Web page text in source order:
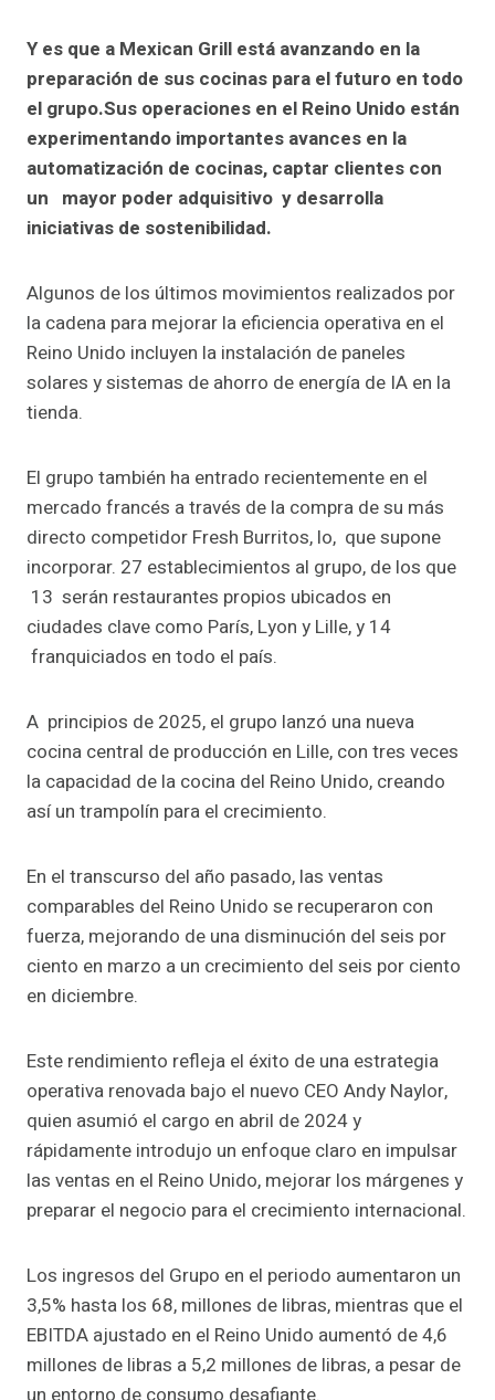
Y es que a Mexican Grill está avanzando en la
preparación de sus cocinas para el futuro en todo
el grupo.Sus operaciones en el Reino Unido están
experimentando importantes avances en la
automatización de cocinas, captar clientes con
un mayor poder adquisitivo y desarrolla
iniciativas de sostenibilidad.
Algunos de los últimos movimientos realizados por
la cadena para mejorar la eficiencia operativa en el
Reino Unido incluyen la instalación de paneles
solares y sistemas de ahorro de energía de IA en la
tienda.
El grupo también ha entrado recientemente en el
mercado francés a través de la compra de su más
directo competidor Fresh Burritos, lo, que supone
incorporar. 27 establecimientos al grupo, de los que
13 serán restaurantes propios ubicados en
ciudades clave como París, Lyon y Lille, y 14
franquiciados en todo el país.
A principios de 2025, el grupo lanzó una nueva
cocina central de producción en Lille, con tres veces
la capacidad de la cocina del Reino Unido, creando
así un trampolín para el crecimiento.
En el transcurso del año pasado, las ventas
comparables del Reino Unido se recuperaron con
fuerza, mejorando de una disminución del seis por
ciento en marzo a un crecimiento del seis por ciento
en diciembre.
Este rendimiento refleja el éxito de una estrategia
operativa renovada bajo el nuevo CEO Andy Naylor,
quien asumió el cargo en abril de 2024 y
rápidamente introdujo un enfoque claro en impulsar
las ventas en el Reino Unido, mejorar los márgenes y
preparar el negocio para el crecimiento internacional.
Los ingresos del Grupo en el periodo aumentaron un
3,5% hasta los 68, millones de libras, mientras que el
EBITDA ajustado en el Reino Unido aumentó de 4,6
millones de libras a 5,2 millones de libras, a pesar de